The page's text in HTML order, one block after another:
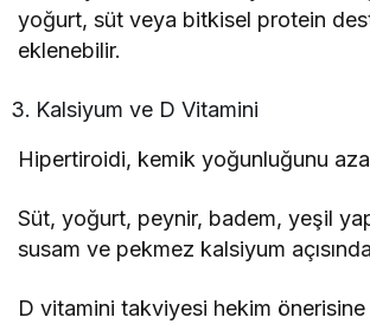
yoğurt, süt veya bitkisel protein
eklenebilir.
Kalsiyum ve D Vitamini
Hipertiroidi, kemik yoğunluğunu
Süt, yoğurt, peynir, badem, yeşil
susam ve pekmez kalsiyum
D vitamini takviyesi hekim